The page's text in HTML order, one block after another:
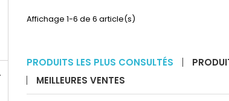
2 PIÈCES
Capuchons
photomètres
HI977XX
(4
pcs)
HI781
Affichage 1-6 de 6 article(s)
PRODUITS LES PLUS CONSULTÉS
MEILLEURES VENTES